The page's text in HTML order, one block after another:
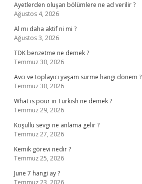
Ayetlerden oluşan bölümlere ne ad verilir ?
Ağustos 4, 2026
Al mı daha aktif ni mi ?
Ağustos 3, 2026
TDK benzetme ne demek ?
Temmuz 30, 2026
Avcı ve toplayıcı yaşam sürme hangi dönem ?
Temmuz 30, 2026
What is pour in Turkish ne demek ?
Temmuz 29, 2026
Koşullu sevgi ne anlama gelir ?
Temmuz 27, 2026
Kemik görevi nedir ?
Temmuz 25, 2026
June 7 hangi ay ?
Temmuz 23, 2026